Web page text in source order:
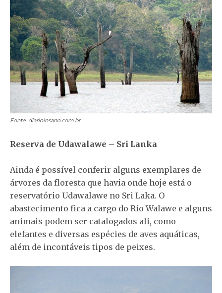
Fonte: diarioinsano.com.br
Reserva de Udawalawe – Sri Lanka
Ainda é possível conferir alguns exemplares de
árvores da floresta que havia onde hoje está o
reservatório Udawalawe no Sri Laka. O
abastecimento fica a cargo do Rio Walawe e alguns
animais podem ser catalogados ali, como
elefantes e diversas espécies de aves aquáticas,
além de incontáveis tipos de peixes.